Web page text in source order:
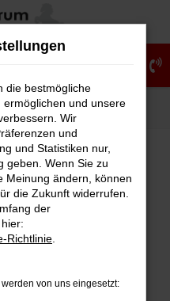
Showroom
dir helfen können:
und deine
die bestmögliche
und unsere
Wir
und
und Statistiken nur,
geben. Wenn Sie zu
Meinung ändern, können
die Zukunft widerrufen.
der
Richtlinie
von uns eingesetzt: